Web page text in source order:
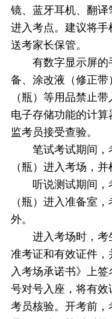
镜、蓝牙耳机、翻
进入考点。建议将手
送考家长保管。
有数字显示屏的
备、涂改液（修正
（瓶）等用品禁止
电子存储功能的计
监考员接受查验。
笔试考试期间
（瓶）进入考场，
听说测试期间
（瓶）进入准备室
外。
进入考场时，考
准考证和有效证件
入考场承诺书》上
号对号入座，将有
考员核验。开考前